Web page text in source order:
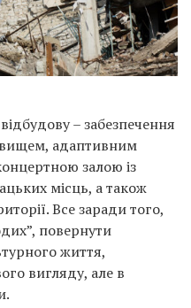
– забезпечення
адаптивним
залою із
місць, а також
Все заради того,
повернути
життя,
вигляду, але в